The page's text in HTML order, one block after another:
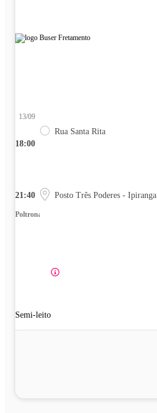
18:00
13/09
Rua Santa Rita
21:40 Posto Três Poderes - Ipiranga
Poltrona
Semi-leito